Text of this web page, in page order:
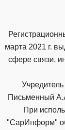
марта 2021 г.
сфере связи,
Письменный
При
"СарИнформ"